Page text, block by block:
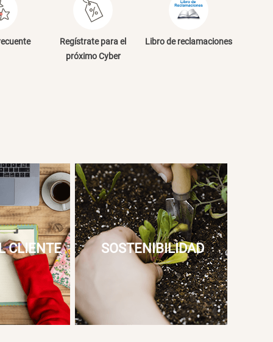
Regístrate para el
próximo Cyber
Libro de reclamaciones
CLIENTE SOSTENIBILIDAD